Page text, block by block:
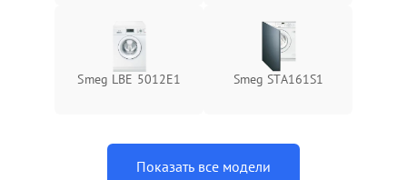
Smeg LBE 5012E1 Smeg STA161S1
Показать все модели